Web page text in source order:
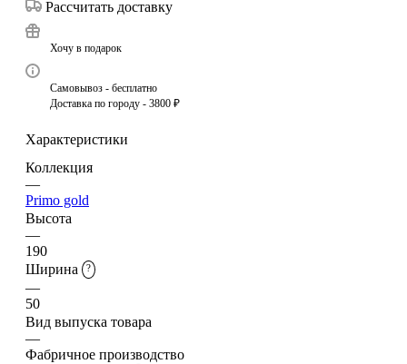
Рассчитать доставку
Хочу в подарок
Самовывоз - бесплатно
Доставка по городу - 3800 ₽
Характеристики
Коллекция
—
Primo gold
Высота
—
190
Ширина
?
—
50
Вид выпуска товара
—
Фабричное производство